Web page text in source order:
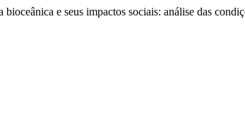
e seus impactos sociais: análise das